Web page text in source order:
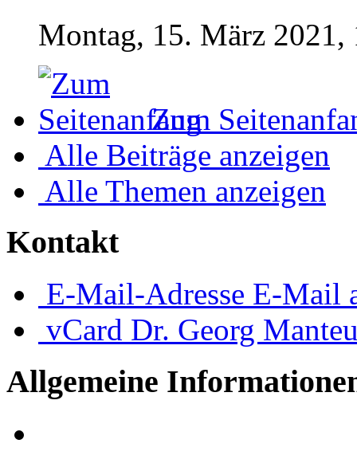
Montag, 15. März 2021,
Zum
Alle Beiträge anzeigen
Alle Themen anzeigen
Kontakt
E-Mail-Adresse E-Mail
vCard Dr. Georg
Allgemeine